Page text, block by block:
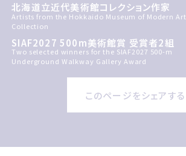
北海道立近代美術館コレクション作家
Artists from the Hokkaido Museum of Modern Art
Collection
SIAF2027 500m美術館賞 受賞者2組
Two selected winners for the SIAF2027 500-m
Underground Walkway Gallery Award
このページをシェアする